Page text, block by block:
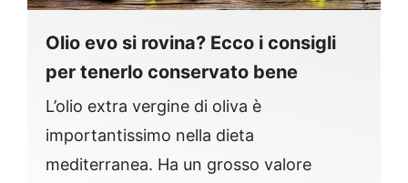
Olio evo si rovina? Ecco i consigli
per tenerlo conservato bene
L’olio extra vergine di oliva è
importantissimo nella dieta
mediterranea. Ha un grosso valore